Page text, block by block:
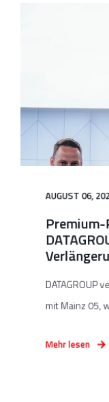
AUGUST 06,
DATAGROUP
mit Mainz 05,
Mehr lesen